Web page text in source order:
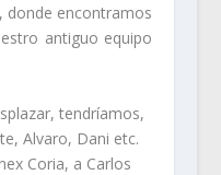
donde encontramos
antiguo equipo
tendríamos,
Alvaro, Dani etc.
Coria, a Carlos